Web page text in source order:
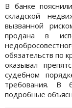
В банке
складской
вызванной
продана в
обязательств по
оказывал
судебном
требования. В
подробные